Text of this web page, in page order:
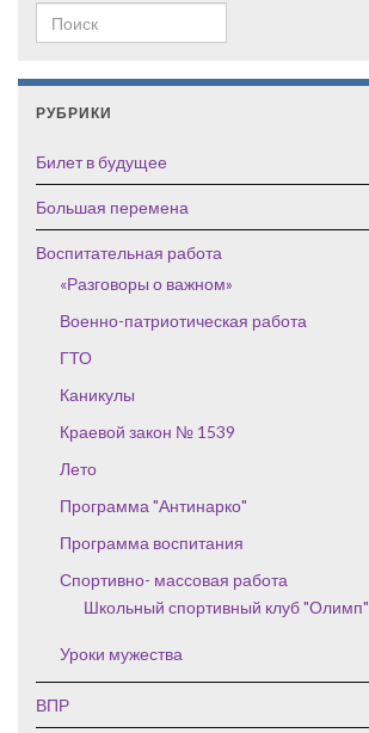
Search for:
РУБРИКИ
Билет в будущее
Большая перемена
Воспитательная работа
«Разговоры о важном»
Военно-патриотическая работа
ГТО
Каникулы
Краевой закон № 1539
Лето
Программа "Антинарко"
Программа воспитания
Спортивно- массовая работа
Школьный спортивный клуб "Олимп"
Уроки мужества
ВПР